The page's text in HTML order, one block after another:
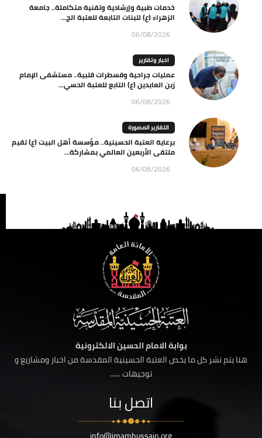
خدمات طبية وإرشادية وتقنية متكاملة.. جامعة
الزهراء (ع) للبنات التابعة للعتبة الح...
06/08/2026
اخبار وتقارير
عمليات جراحية وقسطرات قلبية.. مستشفى الإمام
زين العابدين (ع) التابع للعتبة الحسي...
06/08/2026
التقارير المصورة
برعاية العتبة الحسينية.. مؤسسة أهل البيت (ع) تقيم
ملتقى الأربعين العالمي بمشاركة...
06/08/2026
بوابة الامام الحسين الالكترونية
هنا يتم نشر كل ما يخص العتبة الحسينية المقدسة من اخبار ومشاريع و
توجيهات ......
اتصل بنا